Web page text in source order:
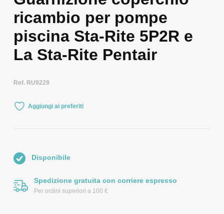
ricambio per pompe
piscina Sta-Rite 5P2R e
La Sta-Rite Pentair
Ref. RU9229
Aggiungi ai preferiti
Disponibile
Spedizione gratuita con corriere espresso
Per ordini superiori a 100 €